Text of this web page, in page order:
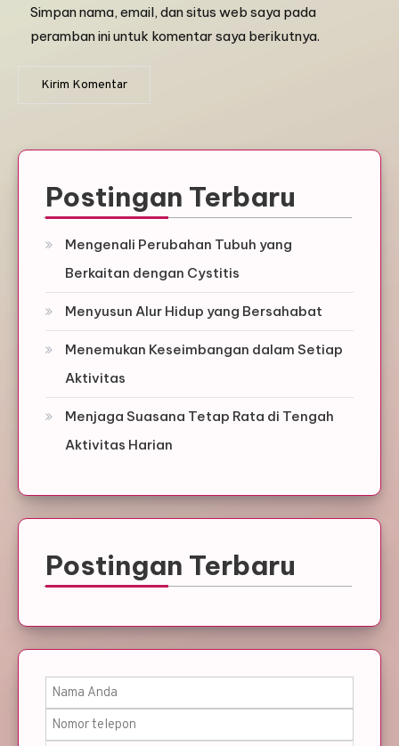
Simpan nama, email, dan situs web saya pada
peramban ini untuk komentar saya berikutnya.
Postingan Terbaru
Mengenali Perubahan Tubuh yang
Berkaitan dengan Cystitis
Menyusun Alur Hidup yang Bersahabat
Menemukan Keseimbangan dalam Setiap
Aktivitas
Menjaga Suasana Tetap Rata di Tengah
Aktivitas Harian
Postingan Terbaru